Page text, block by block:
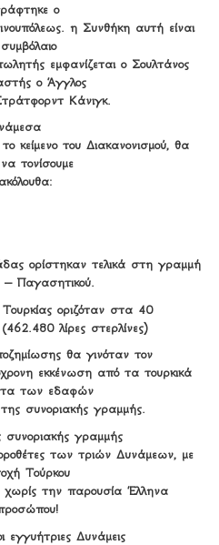
ο
η Συνθήκη αυτή είναι
εμφανίζεται ο Σουλτάνος
ο Άγγλος
Κάνιγκ.
κείμενο του Διακανονισμού, θα
τονίσουμε
ορίστηκαν τελικά στη γραμμή
– Παγασητικού.
οριζόταν στα 40
λίρες στερλίνες)
θα γινόταν τον
εκκένωση από τα τουρκικά
των εδαφών
συνοριακής γραμμής.
γραμμής
των τριών Δυνάμεων, με
Τούρκου
χωρίς την παρουσία Έλληνα
εγγυήτριες Δυνάμεις